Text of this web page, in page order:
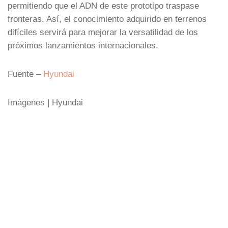
permitiendo que el ADN de este prototipo traspase
fronteras. Así, el conocimiento adquirido en terrenos
difíciles servirá para mejorar la versatilidad de los
próximos lanzamientos internacionales.
Fuente – Hyundai
Imágenes | Hyundai